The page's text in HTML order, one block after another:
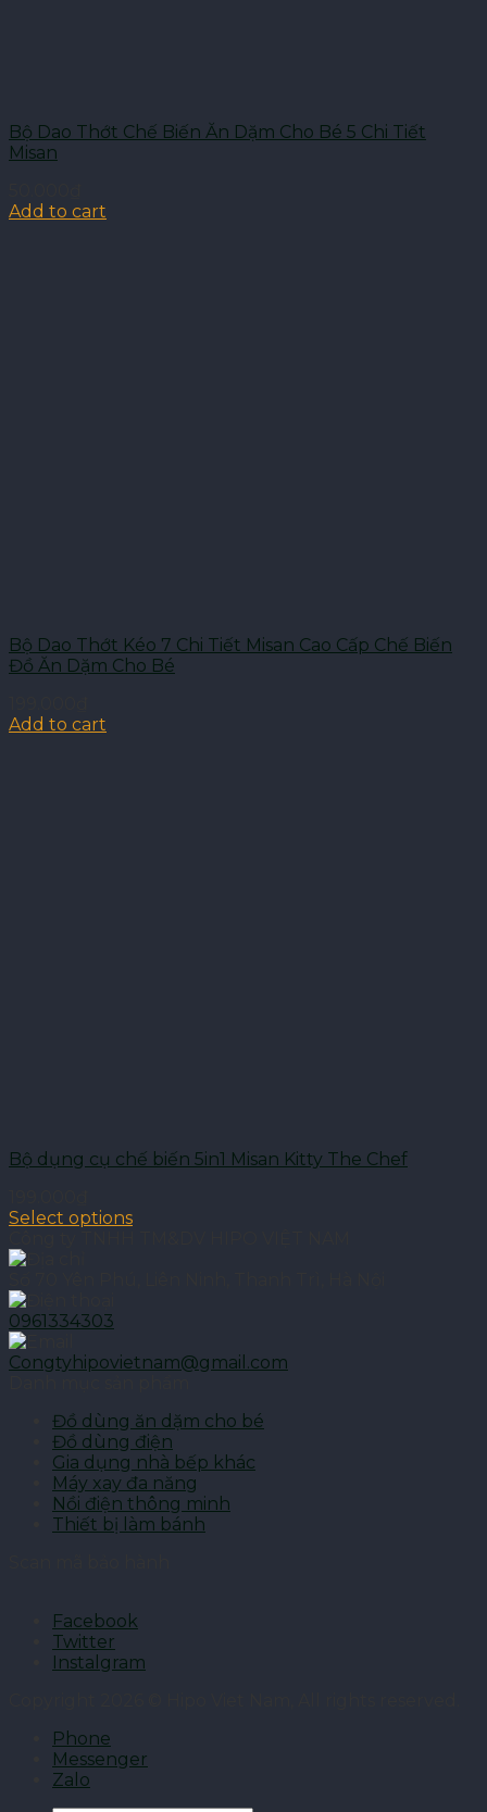
Bộ Dao Thớt Chế Biến Ăn Dặm Cho Bé 5 Chi Tiết
Misan
Add to cart
Bộ Dao Thớt Kéo 7 Chi Tiết Misan Cao Cấp Chế Biến
Đồ Ăn Dặm Cho Bé
Add to cart
Bộ dụng cụ chế biến 5in1 Misan Kitty The Chef
Select options
0961334303
Congtyhipovietnam@gmail.com
Đồ dùng ăn dặm cho bé
Đồ dùng điện
Gia dụng nhà bếp khác
Máy xay đa năng
Nồi điện thông minh
Thiết bị làm bánh
Facebook
Twitter
Instalgram
Phone
Messenger
Zalo